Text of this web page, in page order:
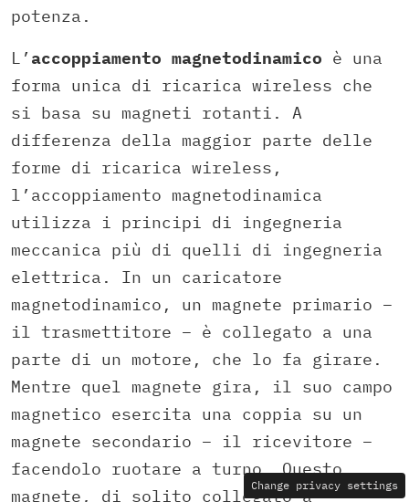
potenza.
L’ accoppiamento magnetodinamico è una
forma unica di ricarica wireless che
si basa su magneti rotanti. A
differenza della maggior parte delle
forme di ricarica wireless,
l’accoppiamento magnetodinamica
utilizza i principi di ingegneria
meccanica più di quelli di ingegneria
elettrica. In un caricatore
magnetodinamico, un magnete primario –
il trasmettitore – è collegato a una
parte di un motore, che lo fa girare.
Mentre quel magnete gira, il suo campo
magnetico esercita una coppia su un
magnete secondario – il ricevitore –
facendolo ruotare a turno. Questo
magnete, di solito collegato a
Change privacy settings